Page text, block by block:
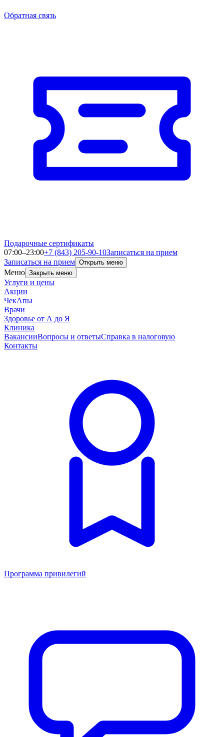
Обратная связь
Подарочные сертификаты
07:00–23:00+7 (843) 205-90-10Записаться на прием
Записаться на прием Открыть меню
Меню Закрыть меню
Услуги и цены
Акции
ЧекАпы
Врачи
Здоровье от А до Я
Клиника
ВакансииВопросы и ответыСправка в налоговую
Контакты
Программа привилегий